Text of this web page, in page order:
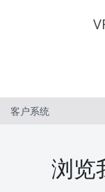
客户系统
浏览